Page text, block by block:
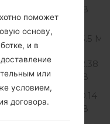
MiB
Unknown 145.5
Unknown
142.38
MiB
Unknown
140.14
MiB
поможет
основу,
и в
или
условием,
договора.